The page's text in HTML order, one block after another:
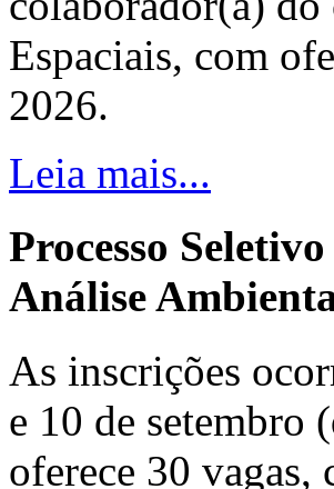
Espaciais, com
2026.
Leia mais...
Processo
Análise
As inscrições
e 10 de setembro
oferece 30